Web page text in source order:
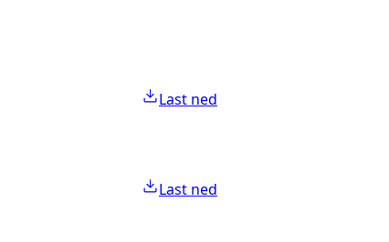
Last ned
Last ned